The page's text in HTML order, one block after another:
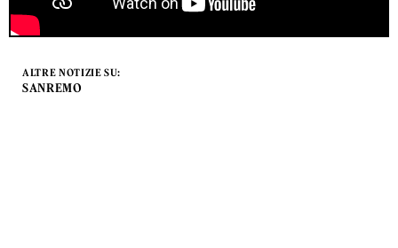
ALTRE NOTIZIE SU:
SANREMO